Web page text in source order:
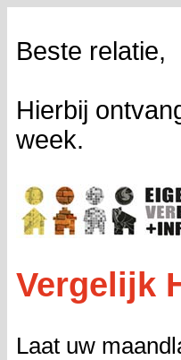
Beste relatie,
Hierbij
week.
Vergelijk
Laat uw